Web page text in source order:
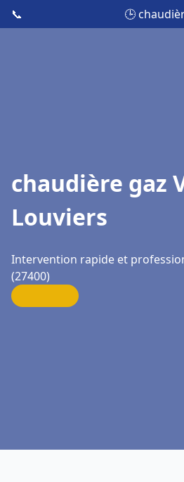
📞 🕒
chaudière gaz
Louviers
Intervention rapide et
(27400)